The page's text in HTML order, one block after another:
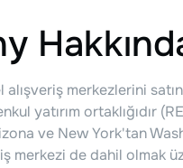
merkezlerini
yatırım ortaklığıdır
ve New York'tan
merkezi de dahil olmak